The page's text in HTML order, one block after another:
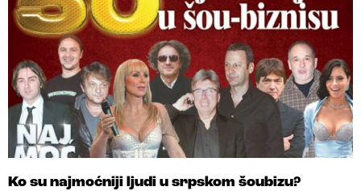
Ko su najmoćniji ljudi u srpskom šoubizu?